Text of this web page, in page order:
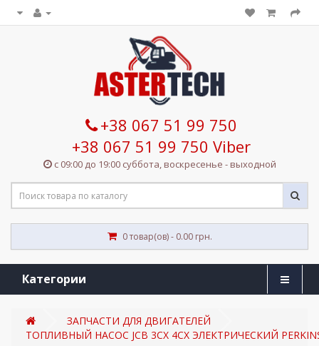
+38 067 51 99 750
+38 067 51 99 750 Viber
с 09:00 до 19:00 суббота, воскресенье - выходной
0 товар(ов) - 0.00 грн.
Категории
ЗАПЧАСТИ ДЛЯ ДВИГАТЕЛЕЙ
ТОПЛИВНЫЙ НАСОС JCB 3CX 4CX ЭЛЕКТРИЧЕСКИЙ